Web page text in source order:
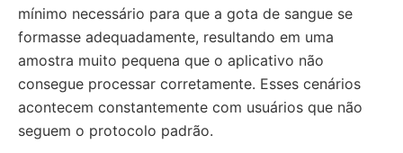
mínimo necessário para que a gota de sangue se
formasse adequadamente, resultando em uma
amostra muito pequena que o aplicativo não
consegue processar corretamente. Esses cenários
acontecem constantemente com usuários que não
seguem o protocolo padrão.